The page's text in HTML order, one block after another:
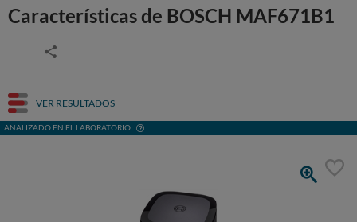
Características de BOSCH MAF671B1
VER RESULTADOS
ANALIZADO EN EL LABORATORIO